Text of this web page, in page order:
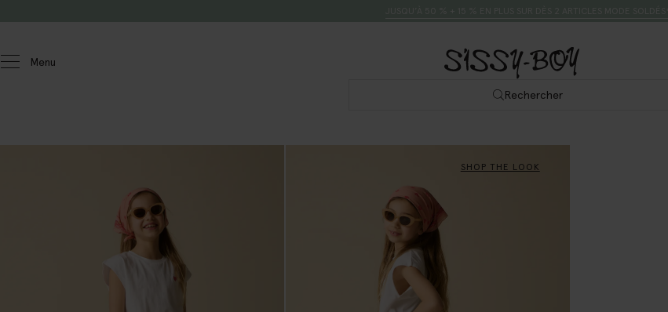
Menu
Rechercher
SHOP THE LOOK